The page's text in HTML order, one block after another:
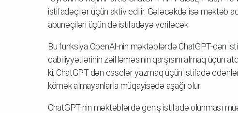
istifadəçilər üçün aktiv edilir. Gələcəkdə isə məktəb
abunəçiləri üçün də istifadəyə veriləcək.
Bu funksiya OpenAI-nin məktəblərdə ChatGPT-dən
qabiliyyətlərinin zəifləməsinin qarşısını almaq üçün
ki, ChatGPT-dən esselər yazmaq üçün istifadə
kömək almayanlarla müqayisədə aşağı olur.
ChatGPT-nin məktəblərdə geniş istifadə olunması